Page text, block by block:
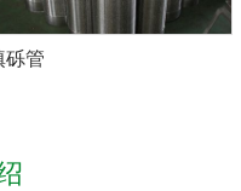
砾管